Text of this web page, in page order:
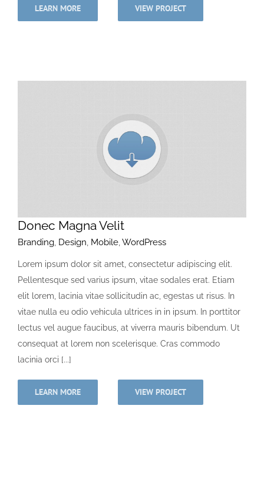
LEARN MORE VIEW PROJECT
Donec Magna Velit
Branding, Design, Mobile,WordPress
Lorem ipsum dolor sit amet, consectetur adipiscing elit.
Pellentesque sed varius ipsum, vitae sodales erat. Etiam
elit lorem, lacinia vitae sollicitudin ac, egestas ut risus. In
vitae nulla eu odio vehicula ultrices in in ipsum. In porttitor
lectus vel augue faucibus, at viverra mauris bibendum. Ut
consequat at lorem non scelerisque. Cras commodo
lacinia orci [...]
LEARN MORE VIEW PROJECT